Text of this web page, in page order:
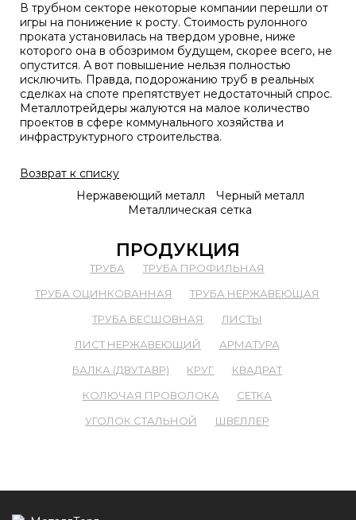
В трубном секторе некоторые компании перешли от
игры на понижение к росту. Стоимость рулонного
проката установилась на твердом уровне, ниже
которого она в обозримом будущем, скорее всего, не
опустится. А вот повышение нельзя полностью
исключить. Правда, подорожанию труб в реальных
сделках на споте препятствует недостаточный спрос.
Металлотрейдеры жалуются на малое количество
проектов в сфере коммунального хозяйства и
инфраструктурного строительства.
Возврат к списку
Нержавеющий металл
Черный металл
Металлическая сетка
ПРОДУКЦИЯ
ТРУБА
ТРУБА ПРОФИЛЬНАЯ
ТРУБА ОЦИНКОВАННАЯ
ТРУБА НЕРЖАВЕЮЩАЯ
ТРУБА БЕСШОВНАЯ
ЛИСТЫ
ЛИСТ НЕРЖАВЕЮЩИЙ
АРМАТУРА
БАЛКА (ДВУТАВР)
КРУГ
КВАДРАТ
КОЛЮЧАЯ ПРОВОЛОКА
СЕТКА
УГОЛОК СТАЛЬНОЙ
ШВЕЛЛЕР